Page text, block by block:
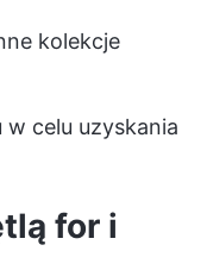
kolekcje
celu uzyskania
for i